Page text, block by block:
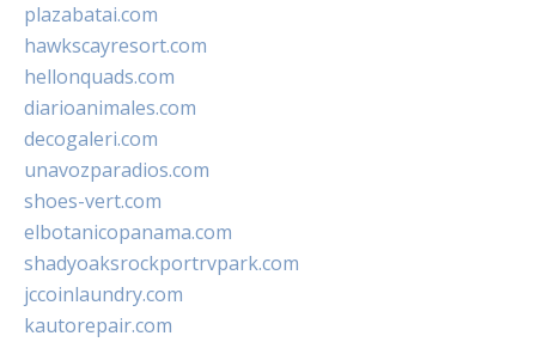
plazabatai.com
hawkscayresort.com
hellonquads.com
diarioanimales.com
decogaleri.com
unavozparadios.com
shoes-vert.com
elbotanicopanama.com
shadyoaksrockportrvpark.com
jccoinlaundry.com
kautorepair.com